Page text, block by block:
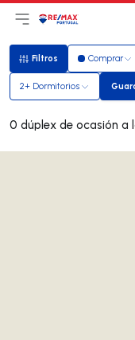
Abrir el menú
Logotipo
Filtros
Filtros Comprar
2+ Dormitorios